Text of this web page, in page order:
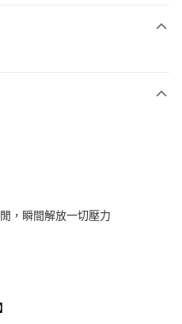
成立後會自動跳轉到大哥付的交易
依後續交易確認頁面所載為準。
易或遇審核未通過，訂單將自動取
未達大哥付你分期系統評分，恕無
分期」於每月結算日後寄送繳費提
商條碼／台灣大直營門市／銀行轉
路繳費。
或服務，並由商店將買賣／分期付款
本公司帳單繳交帳款。
契約關係目的，商店將以您的個人
台灣大哥大進項蒐集、處理及利用，
運費
運費
運費
運
，瞬間解放一切壓力